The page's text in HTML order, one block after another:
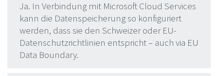
Ja. In Verbindung mit Microsoft Cloud Services
kann die Datenspeicherung so konfiguriert
werden, dass sie den Schweizer oder EU-
Datenschutzrichtlinien entspricht – auch via EU
Data Boundary.